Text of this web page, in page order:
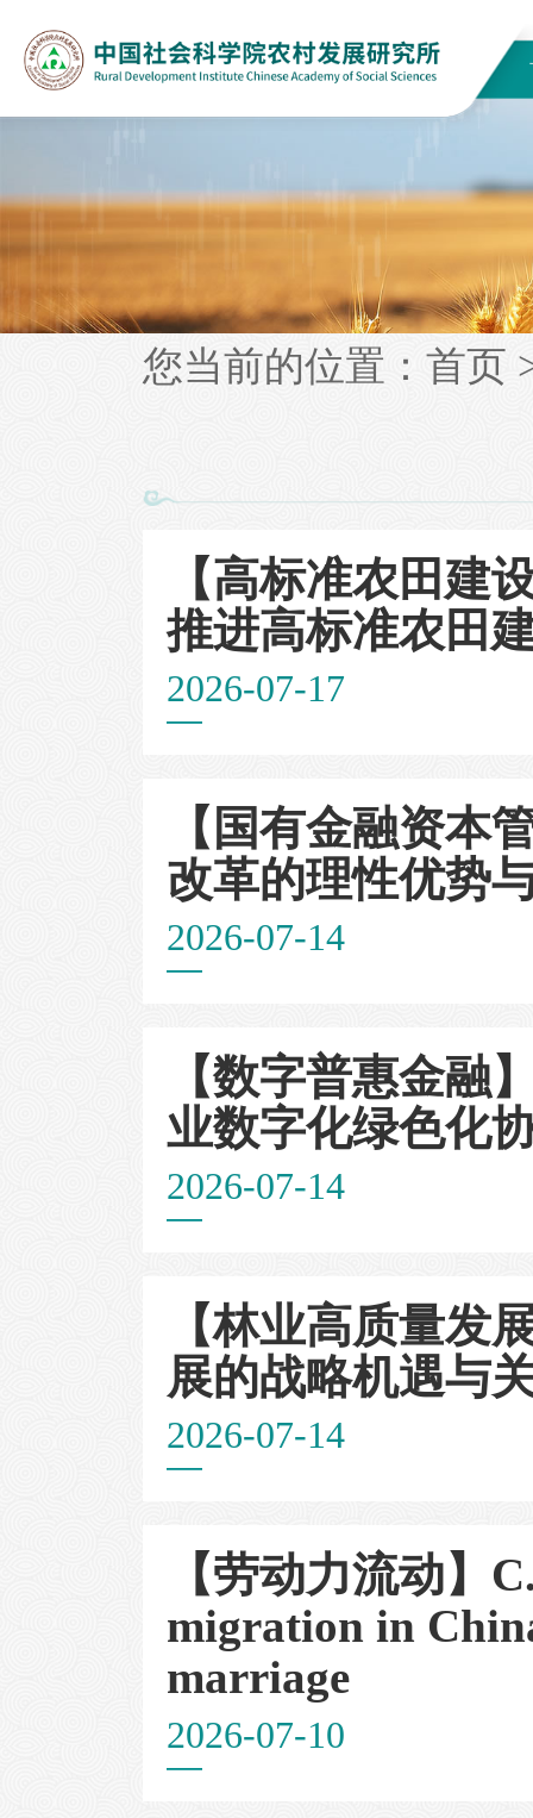
您当前的位置： 首页
【高标准农田建
推进高标准农田
2026-07-17
【国有金融资本
改革的理性优势
2026-07-14
【数字普惠金融
业数字化绿色化
2026-07-14
【林业高质量发
展的战略机遇与
2026-07-14
【劳动力流动】
migration in
marriage
2026-07-10